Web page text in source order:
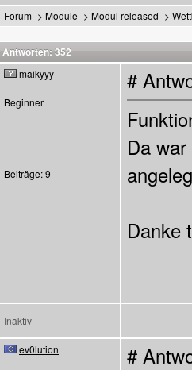
Forum-> Module -> Modul released ->
Antworten: 352
maikyyy
Beginner
Beiträge: 9
#
Da
Danke
Inaktiv
ev0lution
#